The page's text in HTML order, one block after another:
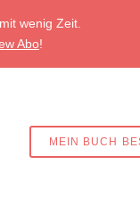
wenig Zeit.
Abo!
MEIN BUCH